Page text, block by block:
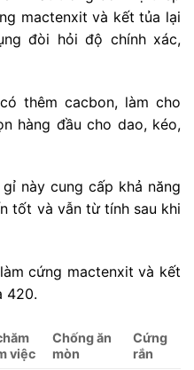
mactenxit và kết tủa lại
đòi hỏi độ chính xác,
thêm cacbon, làm cho
hàng đầu cho dao, kéo,
này cung cấp khả năng
tốt và vẫn từ tính sau khi
cứng mactenxit và kết
420.
việc
Chống ăn
mòn
Cứng
rắn